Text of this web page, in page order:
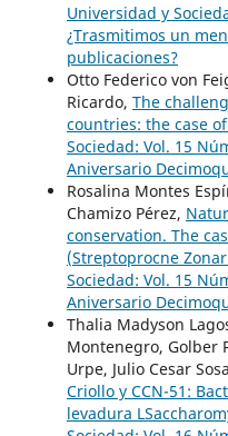
Universidad y
¿Trasmitimos un
publicaciones?
Otto Federico von
Ricardo, The
countries: the case
Sociedad: Vol. 15
Aniversario
Rosalina Montes
Chamizo Pérez,
conservation. The
(Streptoprocne
Sociedad: Vol. 15
Aniversario
Thalia Madyson
Montenegro, Golber
Urpe, Julio Cesar
Criollo y CCN-51:
levadura